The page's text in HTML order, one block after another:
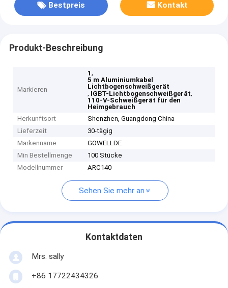
Bestpreis Kontakt
Produkt-Beschreibung
Markieren
1,
5 m Aluminiumkabel
Lichtbogenschweißgerät
, IGBT-Lichtbogenschweißgerät,
110-V-Schweißgerät für den
Heimgebrauch
Herkunftsort
Shenzhen, Guangdong China
Lieferzeit
30-tägig
Markenname
GOWELLDE
Min Bestellmenge
100 Stücke
Modellnummer
ARC140
Sehen Sie mehr an
Kontaktdaten
Mrs. sally
+86 17722434326